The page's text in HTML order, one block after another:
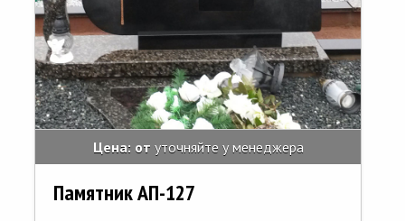
Цена: от уточняйте у менеджера
Памятник АП-127